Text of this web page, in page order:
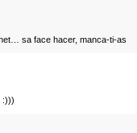
sa face hacer, manca-ti-as
:)))